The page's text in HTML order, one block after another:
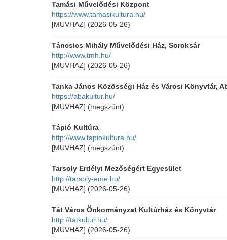
Tamási Művelődési Központ
https://www.tamasikultura.hu/
[MUVHAZ] (2026-05-26)
Táncsics Mihály Művelődési Ház, Soroksár
http://www.tmh.hu/
[MUVHAZ] (2026-05-26)
Tanka János Közösségi Ház és Városi Könyvtár,
https://abakultur.hu/
[MUVHAZ] (megszűnt)
Tápió Kultúra
http://www.tapiokultura.hu/
[MUVHAZ] (megszűnt)
Tarsoly Erdélyi Mezőségért Egyesület
http://tarsoly-eme.hu/
[MUVHAZ] (2026-05-26)
Tát Város Önkormányzat Kultúrház és Könyvtár
http://tatkultur.hu/
[MUVHAZ] (2026-05-26)